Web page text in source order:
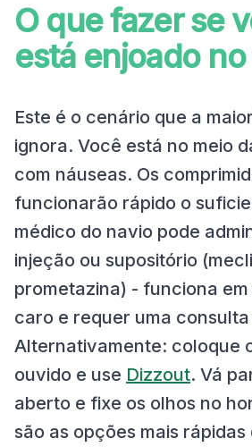
O que fazer se
está enjoado
Este é o cenário que a
ignora. Você está no meio
com náuseas. Os
funcionarão rápido o
médico do navio pode
injeção ou supositório
prometazina) - funciona em
caro e requer uma
Alternativamente: coloque
ouvido e use Dizzout. Vá
aberto e fixe os olhos no
são as opções mais